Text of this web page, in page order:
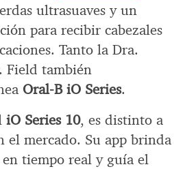
ultrasuaves y un
para recibir cabezales
Tanto la Dra.
Field también
Oral-B iO Series.
iO Series 10, es distinto a
el mercado. Su app brinda
tiempo real y guía el